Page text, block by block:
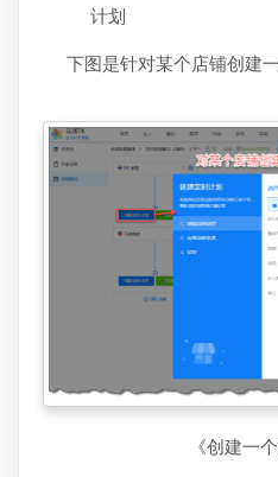
计划
下图是针对某个店铺创建
《创建一